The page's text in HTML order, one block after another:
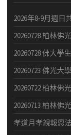
2026年8-9月週日
20260728 柏林佛
20260728 佛大學
20260723 佛光大
20260722 柏林佛
20260713 柏林佛
孝道月孝親報恩